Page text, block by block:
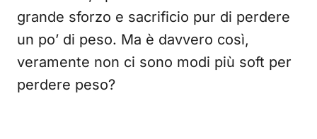
grande sforzo e sacrificio pur di perdere
un po’ di peso. Ma è davvero così,
veramente non ci sono modi più soft per
perdere peso?